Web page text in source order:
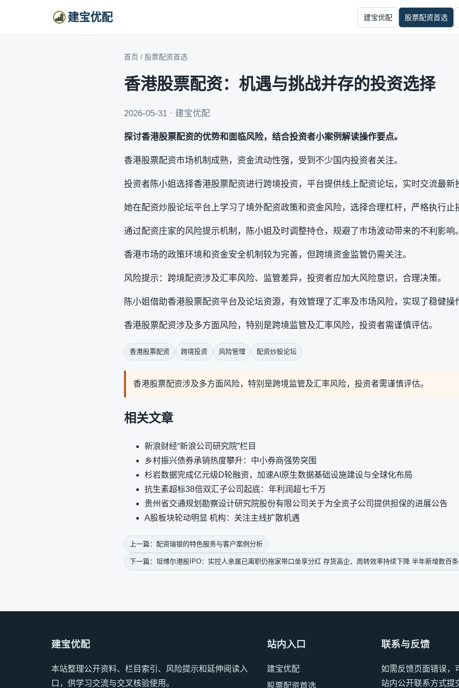
建宝优配 建宝优配 股票配资首选
首页 / 股票配资首选
香港股票配资：机遇与挑战并存的投资选择
2026-05-31 · 建宝优配
探讨香港股票配资的优势和面临风险，结合投资者小案例解读操作要点。
香港股票配资市场机制成熟，资金流动性强，受到不少国内投资者关注。
投资者陈小姐选择香港股票配资进行跨境投资，平台提供线上配资论坛，实时交流最新
她在配资炒股论坛平台上学习了境外配资政策和资金风险，选择合理杠杆，严格执行止
通过配资庄家的风险提示机制，陈小姐及时调整持仓，规避了市场波动带来的不利影响
香港市场的政策环境和资金安全机制较为完善，但跨境资金监管仍需关注。
风险提示：跨境配资涉及汇率风险、监管差异，投资者应加大风险意识，合理决策。
陈小姐借助香港股票配资平台及论坛资源，有效管理了汇率及市场风险，实现了稳健操
香港股票配资涉及多方面风险，特别是跨境监管及汇率风险，投资者需谨慎评估。
香港股票配资 跨境投资 风险管理 配资炒股论坛
香港股票配资涉及多方面风险，特别是跨境监管及汇率风险，投资者需谨慎评估。
相关文章
新浪财经“新浪公司研究院”栏目
乡村振兴债券承销热度攀升：中小券商强势突围
杉岩数据完成亿元级D轮融资，加速AI原生数据基础设施建设与全球化布局
抗生素超标38倍双汇子公司起底：年利润超七千万
贵州省交通规划勘察设计研究院股份有限公司关于为全资子公司提供担保的进展公告
A股板块轮动明显 机构：关注主线扩散机遇
上一篇：配资瑞银的特色服务与客户案例分析
下一篇：坦博尔港股IPO：实控人亲属已离职仍拖家带口坐享分红 存货高企、周转效率持续下降 半年新增数百
建宝优配
本站整理公开资料、栏目索引、风险提示和延伸阅读入
口，供学习交流与交叉核验使用。
站内入口
建宝优配
股票配资首选
联系与反馈
如需反馈页面错误，
站内公开联系方式提